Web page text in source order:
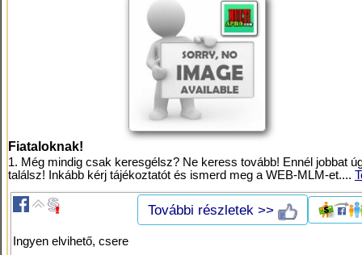
Fiataloknak!
1. Még mindig csak keresgélsz? Ne keress tovább! Ennél jobbat
találsz! Inkább kérj tájékoztatót és ismerd meg a WEB-MLM-et....
További részletek >>
Ingyen elvihető, csere